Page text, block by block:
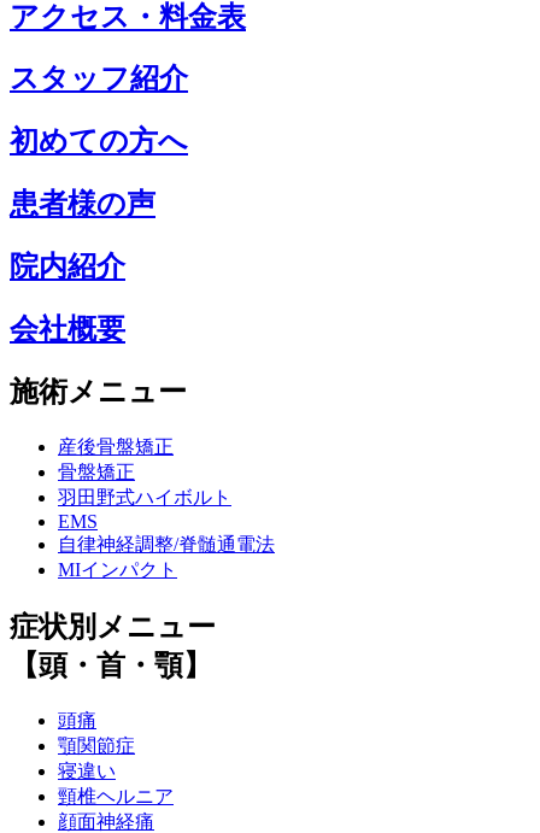
アクセス・料金表
スタッフ紹介
初めての方へ
患者様の声
院内紹介
会社概要
施術メニュー
産後骨盤矯正
骨盤矯正
羽田野式ハイボルト
EMS
自律神経調整/脊髄通電法
MIインパクト
症状別メニュー
【頭・首・顎】
頭痛
顎関節症
寝違い
頸椎ヘルニア
顔面神経痛